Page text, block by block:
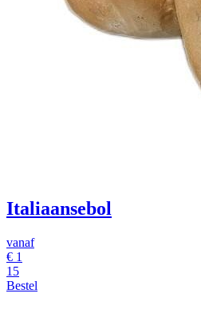
Italiaansebol
vanaf
€ 1
15
Bestel